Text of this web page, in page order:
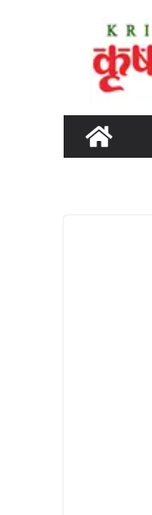
content